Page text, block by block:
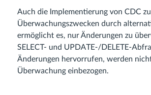
Auch die Implementierung von CDC zu
Überwachungszwecken durch
ermöglicht es, nur Änderungen zu
SELECT- und UPDATE-/DELETE-
Änderungen hervorrufen, werden
Überwachung einbezogen.